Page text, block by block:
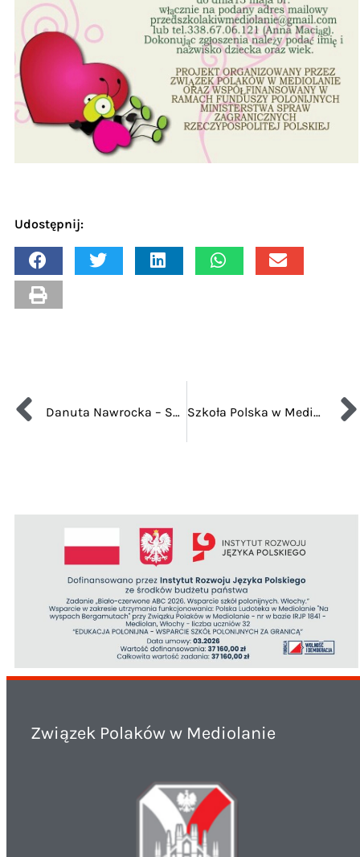
Udostępnij:
Danuta Nawrocka – Szelest moich myśli Szkoła Polska w Mediolanie
Związek Polaków w Mediolanie